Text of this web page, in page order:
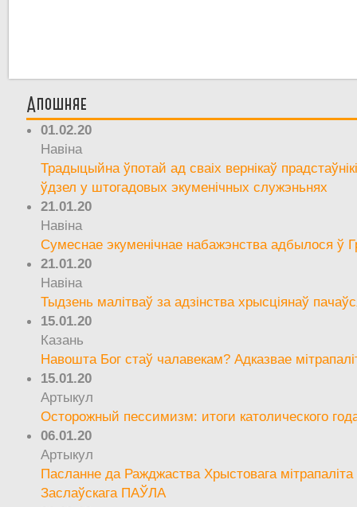
Апошняе
01.02.20
Навіна
Традыцыйна ўпотай ад сваіх вернікаў
ўдзел у штогадовых экуменічных служэньнях
21.01.20
Навіна
Сумеснае экуменічнае набажэнства адбылося ў
21.01.20
Навіна
Тыдзень малітваў за адзінства хрысціянаў
15.01.20
Казань
Навошта Бог стаў чалавекам? Адказвае
15.01.20
Артыкул
Осторожный пессимизм: итоги католического
06.01.20
Артыкул
Пасланне да Ражджаства Хрыстовага мітрапаліта
Заслаўскага ПАЎЛА